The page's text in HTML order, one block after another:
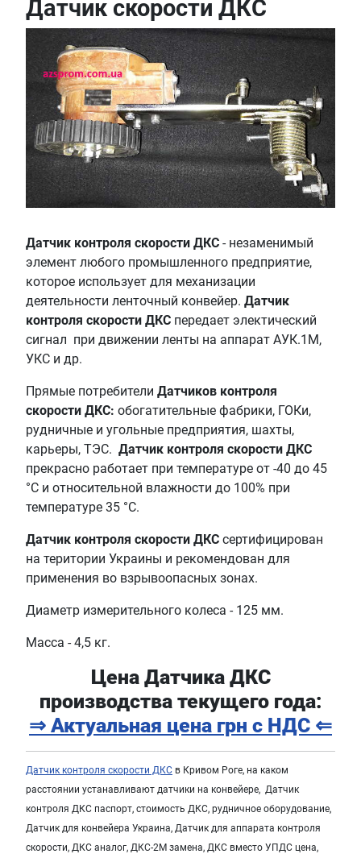
Датчик скорости ДКС
Датчик контроля скорости ДКС - незаменимый
элемент любого промышленного предприятие,
которое использует для механизации
деятельности ленточный конвейер. Датчик
контроля скорости ДКС передает электический
сигнал при движении ленты на аппарат АУК.1М,
УКС и др.
Прямые потребители Датчиков контроля
скорости ДКС: обогатительные фабрики, ГОКи,
рудничные и угольные предприятия, шахты,
карьеры, ТЭС. Датчик контроля скорости ДКС
прекрасно работает при температуре от -40 до 45
°С и относительной влажности до 100% при
температуре 35 °С.
Датчик контроля скорости ДКС сертифицирован
на територии Украины и рекомендован для
применения во взрывоопасных зонах.
Диаметр измерительного колеса - 125 мм.
Масса - 4,5 кг.
Цена Датчика ДКС
производства текущего года:
⇒ Актуальная цена грн с НДС ⇐
Датчик контроля скорости ДКС в Кривом Роге, на каком
расстоянии устанавливают датчики на конвейере, Датчик
контроля ДКС паспорт, стоимость ДКС, рудничное оборудование,
Датчик для конвейера Украина, Датчик для аппарата контроля
скорости, ДКС аналог, ДКС-2М замена, ДКС вместо УПДС цена,